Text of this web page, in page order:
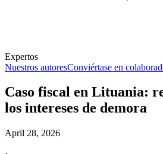
Expertos
Nuestros autoresConviértase en
Caso fiscal en Lituania:
los intereses de demora
April 28, 2026